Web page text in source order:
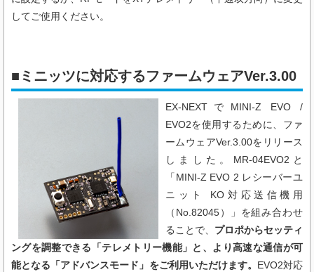
してご使用ください。
■ミニッツに対応するファームウェアVer.3.00
EX-NEXTでMINI-Z EVO /
EVO2を使用するために、ファ
ームウェアVer.3.00をリリース
しました。 MR-04EVO2と
「 MINI-Z EVO 2 レシーバーユ
ニット KO対応送信機用
（ No.82045）
」を組み合わせ
ることで、 プロポからセッティ
ングを調整できる「テレメトリー機能」と、より高速な通信が可
能となる「アドバンスモード」をご利用いただけます。 EVO2対応